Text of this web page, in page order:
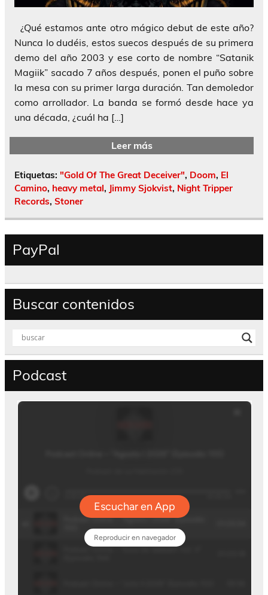
¿Qué estamos ante otro mágico debut de este año?
Nunca lo dudéis, estos suecos después de su primera
demo del año 2003 y ese corto de nombre “Satanik
Magiik” sacado 7 años después, ponen el puño sobre
la mesa con su primer larga duración. Tan demoledor
como arrollador. La banda se formó desde hace ya
una década, ¿cuál ha […]
Leer más
Etiquetas: "Gold Of The Great Deceiver", Doom, El
Camino, heavy metal, Jimmy Sjokvist, Night Tripper
Records, Stoner
PayPal
Buscar contenidos
Podcast